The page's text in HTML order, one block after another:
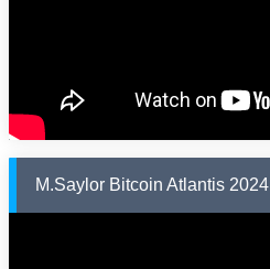
M.Saylor Bitcoin Atlantis 2024